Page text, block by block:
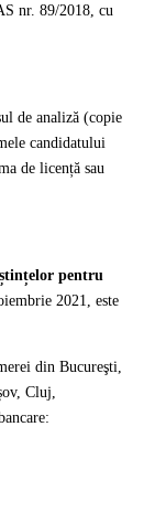
nr. 89/2018, cu
de analiză (copie
candidatului
de licență sau
pentru
2021, este
din Bucureşti,
Cluj,